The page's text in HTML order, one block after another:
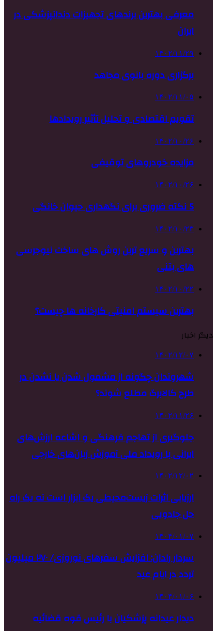
معرفی بهترین برندهای تجهیزات دندانپزشکی در
ایران
۱۴۰۲/۱۱/۲۹
برگزاری دوره بانوی مجاهد
۱۴۰۲/۱۱/۰۵
تقویم اقتصادی و تحلیل تأثیر رویدادها
۱۴۰۲/۱۰/۲۶
مزایده خودروهای توقیفی
۱۴۰۲/۱۰/۲۶
5 نکته ضروری برای نگهداری حیوان خانگی
۱۴۰۲/۱۰/۲۳
بهترین و سریع ترین روش های ساخت نیوجرسی
های بتنی
۱۴۰۲/۱۰/۲۲
بهترین سیستم امنیتی کارخانه ها چیست؟
دیگر اخبار
۱۴۰۲/۱۲/۰۷
شهروندان چگونه از مشمول شدن یا نشدن در
طرح کالابرگ مطلع شوند؟
۱۴۰۲/۱۱/۲۶
جلوگیری از تهاجم فرهنگی و اشاعه ارزش‌های
ایرانی با رویداد ملی آموزش زبان‌های خارجی
۱۴۰۲/۱۲/۰۲
ارزیابی اثرات زیست‌محیطی یک ابزار است نه یک راه
حل جادویی
۱۴۰۴/۰۱/۰۷
سردار رادان: افزایش سفرهای نوروزی/ ۲۷۰ میلیون
تردد در ایام عید
۱۴۰۴/۰۱/۰۶
دیدار عیدانه پزشکیان با رئیس قوه قضائیه